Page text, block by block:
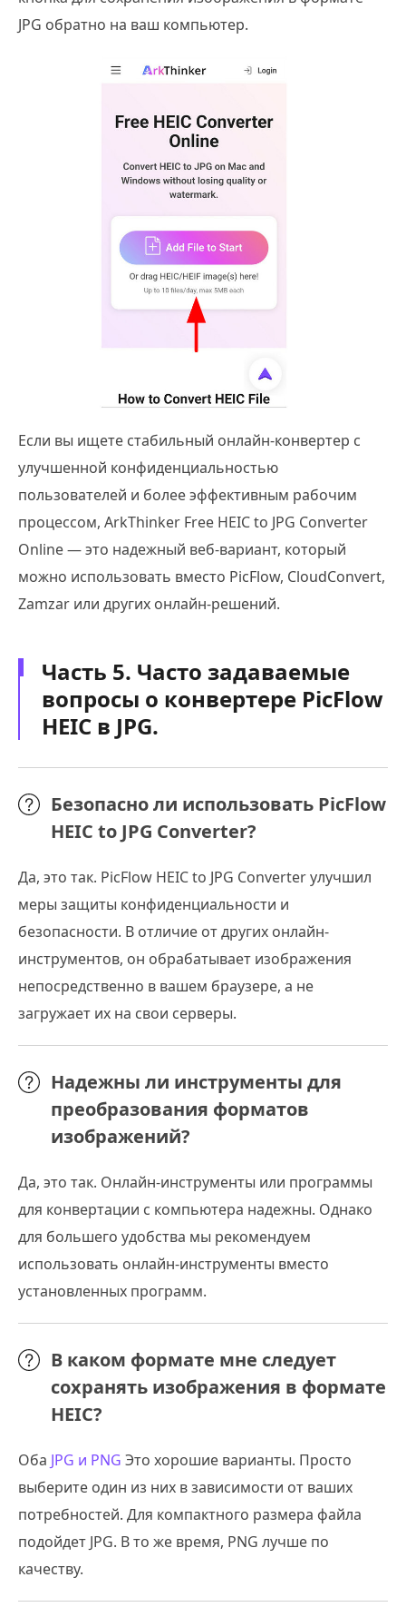
JPG обратно на ваш компьютер.
Если вы ищете стабильный онлайн-конвертер с
улучшенной конфиденциальностью
пользователей и более эффективным рабочим
процессом, ArkThinker Free HEIC to JPG Converter
Online — это надежный веб-вариант, который
можно использовать вместо PicFlow, CloudConvert,
Zamzar или других онлайн-решений.
Часть 5. Часто задаваемые
вопросы о конвертере PicFlow
HEIC в JPG.
Безопасно ли использовать PicFlow
HEIC to JPG Converter?
Да, это так. PicFlow HEIC to JPG Converter улучшил
меры защиты конфиденциальности и
безопасности. В отличие от других онлайн-
инструментов, он обрабатывает изображения
непосредственно в вашем браузере, а не
загружает их на свои серверы.
Надежны ли инструменты для
преобразования форматов
изображений?
Да, это так. Онлайн-инструменты или программы
для конвертации с компьютера надежны. Однако
для большего удобства мы рекомендуем
использовать онлайн-инструменты вместо
установленных программ.
В каком формате мне следует
сохранять изображения в формате
HEIC?
Оба JPG и PNG Это хорошие варианты. Просто
выберите один из них в зависимости от ваших
потребностей. Для компактного размера файла
подойдет JPG. В то же время, PNG лучше по
качеству.